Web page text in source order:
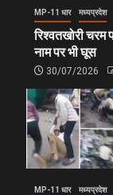
MP-11 धार मध्यप्रदेश
रिश्वतखोरी
नाम पर भी घूस
30/07/2026
MP-11 धार मध्यप्रदेश